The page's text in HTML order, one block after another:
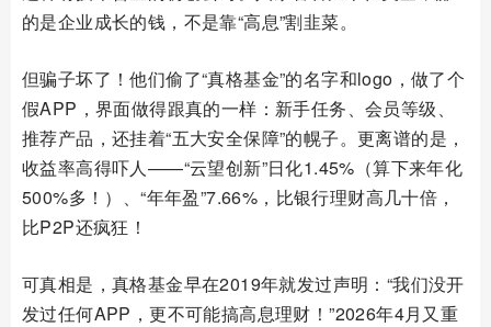
的是企业成长的钱，不是靠“高息”割韭菜。
但骗子坏了！他们偷了“真格基金”的名字和logo，做了个
假APP，界面做得跟真的一样：新手任务、会员等级、
推荐产品，还挂着“五大安全保障”的幌子。更离谱的是，
收益率高得吓人——“云望创新”日化1.45%（算下来年化
500%多！）、“年年盈”7.66%，比银行理财高几十倍，
比P2P还疯狂！
可真相是，真格基金早在2019年就发过声明：“我们没开
发过任何APP，更不可能搞高息理财！”2026年4月又重